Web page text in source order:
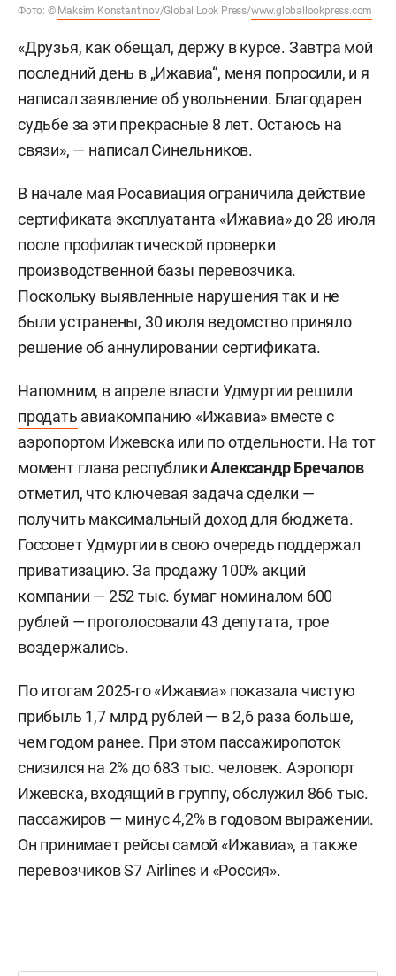
Фото: © Maksim Konstantinov/Global Look Press/www.globallookpress.com
«Друзья, как обещал, держу в курсе. Завтра мой
последний день в „Ижавиа“, меня попросили, и я
написал заявление об увольнении. Благодарен
судьбе за эти прекрасные 8 лет. Остаюсь на
связи», — написал Синельников.
В начале мая Росавиация ограничила действие
сертификата эксплуатанта «Ижавиа» до 28 июля
после профилактической проверки
производственной базы перевозчика.
Поскольку выявленные нарушения так и не
были устранены, 30 июля ведомствоприняло
решение об аннулировании сертификата.
Напомним, в апреле власти Удмуртии решили
продать авиакомпанию «Ижавиа» вместе с
аэропортом Ижевска или по отдельности. На тот
момент глава республикиАлександр Бречалов
отметил, что ключевая задача сделки —
получить максимальный доход для бюджета.
Госсовет Удмуртии в свою очередь поддержал
приватизацию. За продажу 100% акций
компании — 252 тыс. бумаг номиналом 600
рублей — проголосовали 43 депутата, трое
воздержались.
По итогам 2025-го «Ижавиа» показала чистую
прибыль 1,7 млрд рублей — в 2,6 раза больше,
чем годом ранее. При этом пассажиропоток
снизился на 2% до 683 тыс. человек. Аэропорт
Ижевска, входящий в группу, обслужил 866 тыс.
пассажиров — минус 4,2% в годовом выражении.
Он принимает рейсы самой «Ижавиа», а также
перевозчиков S7 Airlines и «Россия».